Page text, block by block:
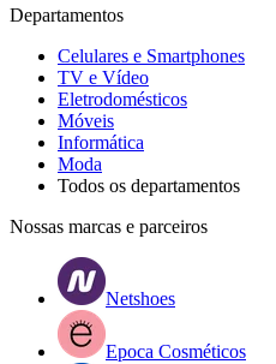
Departamentos
Celulares e Smartphones
TV e Vídeo
Eletrodomésticos
Móveis
Informática
Moda
Todos os departamentos
Nossas marcas e parceiros
Netshoes
Epoca Cosméticos